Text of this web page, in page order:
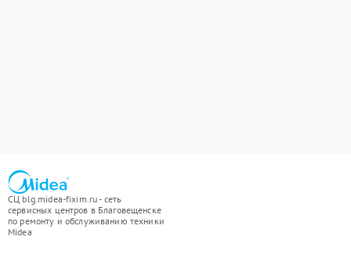
СЦ blg.midea-fixim.ru - сеть
сервисных центров в Благовещенске
по ремонту и обслуживанию техники
Midea